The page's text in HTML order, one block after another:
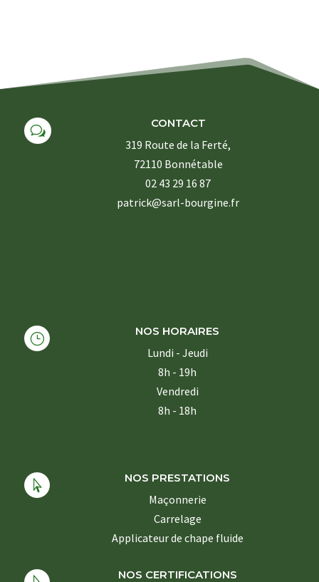
w
CONTACT
319 Route de la Ferté,
72110 Bonnétable
02 43 29 16 87
patrick@sarl-bourgine.fr
}
NOS HORAIRES
Lundi - Jeudi
8h - 19h
Vendredi
8h - 18h

NOS PRESTATIONS
Maçonnerie
Carrelage
Applicateur de chape fluide
NOS CERTIFICATIONS